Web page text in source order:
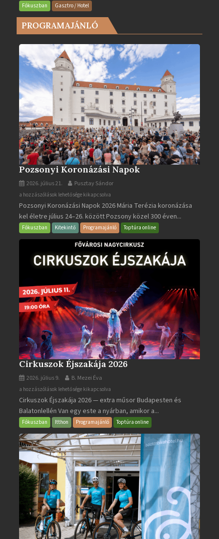
legjobb
2025-
bejegyzéshez
Fókuszban Gasztro / Hotel
PROGRAMAJÁNLÓ
Pozsonyi Koronázási Napok
2026. július 21. Pusztay Sándor
Pozsonyi
Koronázási
Napok
bejegyzéshez
a hozzászólások lehetősége kikapcsolva
Pozsonyi Koronázási Napok 2026 Mária Terézia koronázása
kel életre július 24–26. között Pozsony közel 300 éven...
Fókuszban Kitekintő Programajánló Toptúra online
Cirkuszok Éjszakája 2026
2026. július 9. B. Mezei Éva
Cirkuszok
Éjszakája
2026
bejegyzéshez
a hozzászólások lehetősége kikapcsolva
Cirkuszok Éjszakája 2026 — extra műsor Budapesten és
Balatonlellén Van egy este a nyárban, amikor a...
Fókuszban Itthon Programajánló Toptúra online